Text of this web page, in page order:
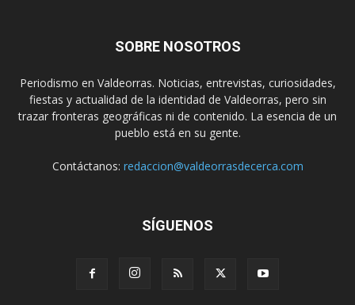
SOBRE NOSOTROS
Periodismo en Valdeorras. Noticias, entrevistas, curiosidades,
fiestas y actualidad de la identidad de Valdeorras, pero sin
trazar fronteras geográficas ni de contenido. La esencia de un
pueblo está en su gente.
Contáctanos: redaccion@valdeorrasdecerca.com
SÍGUENOS